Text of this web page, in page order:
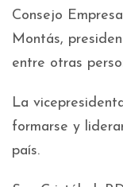
Consejo
Montás,
entre otras
La
formarse y
país.